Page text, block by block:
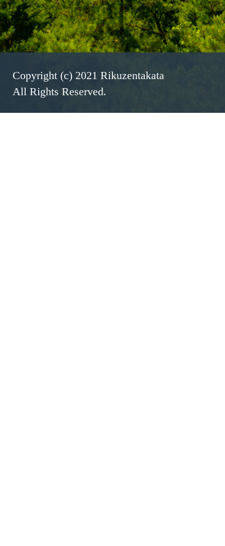
Copyright (c) 2021 Rikuzentakata
All Rights Reserved.